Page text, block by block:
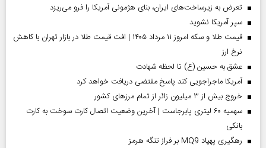
تعرض به زیرساخت‌های ایران، بنای هژمونی آمریکا را فرو می‌ریزد
سپر آمریکا نشوید
قیمت طلا و سکه امروز ۱۱ مرداد ۱۴۰۵ | افت قیمت طلا در بازار تهران با کاهش
نرخ ارز
عشق به حسین (ع) تا لحظه شهادت
آمریکا ماجراجویی کند پاسخ مقتضی دریافت خواهد کرد
خروج بیش از ۳ میلیون زائر از تمام مرز‌های کشور
سهمیه ۶۰ لیتری پابرجاست | آخرین وضعیت اتصال کارت سوخت به کارت
بانکی
رهگیری پهپاد MQ9 بر فراز تنگه هرمز